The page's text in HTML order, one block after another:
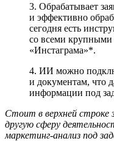
3. Обрабатывает
и эффективно
сегодня есть
со всеми крупными
«Инстаграма»*.
4. ИИ можно
и документам, что
информации под
Стоит в верхней строке
другую сферу
маркетинг-анализ под